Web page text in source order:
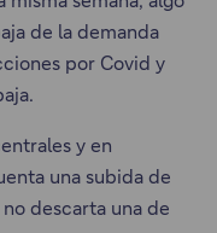
de la demanda
por Covid y
y en
una subida de
descarta una de